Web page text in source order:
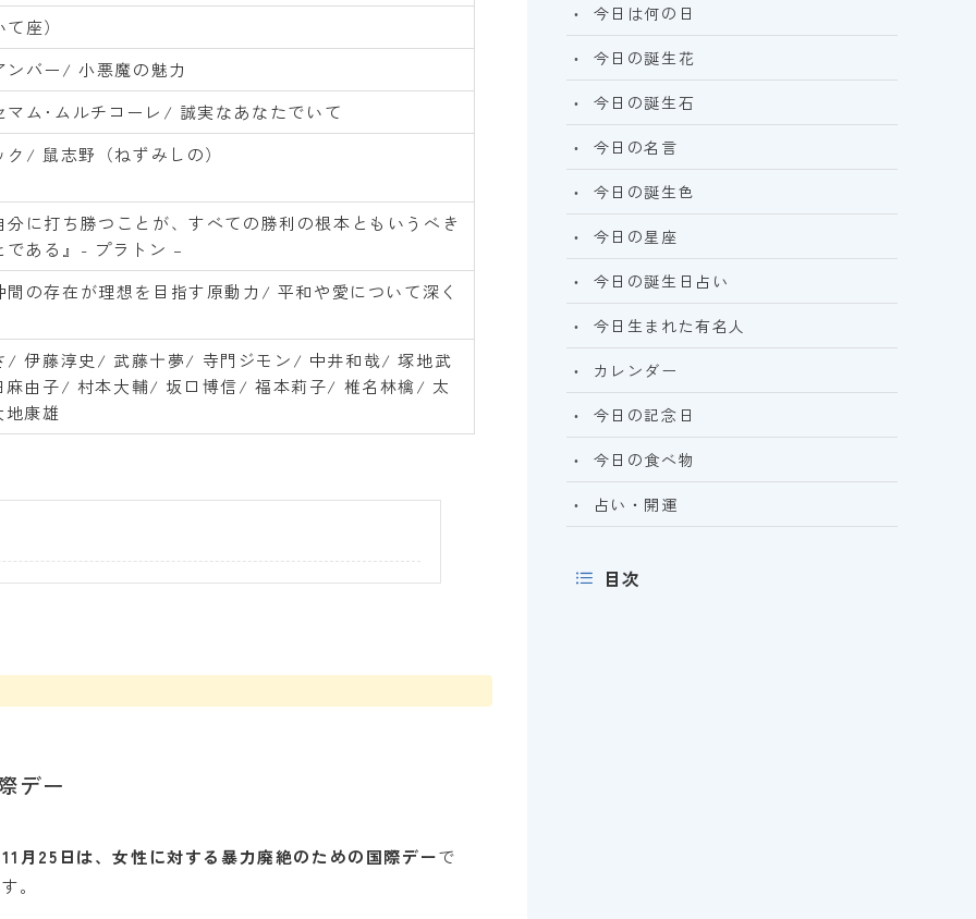
座）
ンバー/ 小悪魔の魅力
マム･ムルチコーレ/ 誠実なあなたでいて
ク/ 鼠志野（ねずみしの）
分に打ち勝つことが、すべての勝利の根本ともいうべき
である』- プラトン –
間の存在が理想を目指す原動力/ 平和や愛について深く
/ 伊藤淳史/ 武藤十夢/ 寺門ジモン/ 中井和哉/ 塚地武
麻由子/ 村本大輔/ 坂口博信/ 福本莉子/ 椎名林檎/ 太
康雄
デー
11月25日は、女性に対する暴力廃絶のための国際デーで
す。
今日は何の日
今日の誕生花
今日の誕生石
今日の名言
今日の誕生色
今日の星座
今日の誕生日占い
今日生まれた有名人
カレンダー
今日の記念日
今日の食べ物
占い・開運
目次